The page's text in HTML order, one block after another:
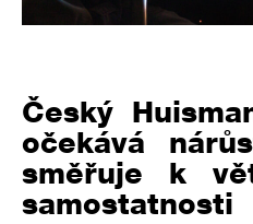
Český
očekává
směřuje k
samostatnosti